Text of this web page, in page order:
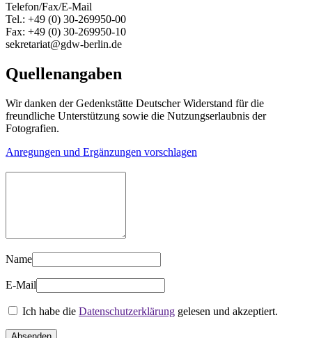
Telefon/Fax/E-Mail
Tel.: +49 (0) 30-269950-00
Fax: +49 (0) 30-269950-10
sekretariat@gdw-berlin.de
Quellenangaben
Wir danken der Gedenkstätte Deutscher Widerstand für die
freundliche Unterstützung sowie die Nutzungserlaubnis der
Fotografien.
Anregungen und Ergänzungen vorschlagen
Name
E-Mail
Ich habe die Datenschutzerklärung gelesen und akzeptiert.